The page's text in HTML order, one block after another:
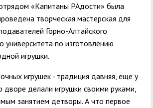
«Капитаны РАдости» была
творческая мастерская для
Горно-Алтайского
университета по изготовлению
игрушки.
игрушек - традиция давняя, еще у
дворе делали игрушки своими руками,
занятием детворы. А что первое